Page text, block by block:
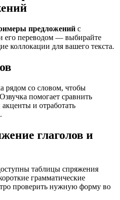
предложений с
его переводом — выбирайте
коллокации для вашего текста.
рядом со словом, чтобы
помогает сравнить
и отработать
глаголов и
таблицы спряжения
грамматические
проверить нужную форму во